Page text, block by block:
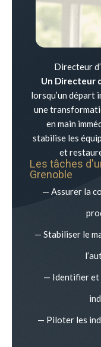
Directeur
Un Directeur
lorsqu’un départ
une
en main
stabilise les
et
Les tâches
Grenoble
— Assurer la
— Stabiliser le
— Identifier et
— Piloter les